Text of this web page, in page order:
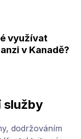
využívat
v Kanadě?
služby
dodržováním